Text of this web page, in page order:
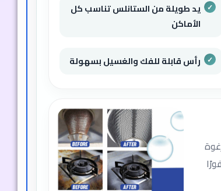
يد طويلة من الستانلس تناسب كل
الأماكن
رأس قابلة للفك والغسيل بسهولة